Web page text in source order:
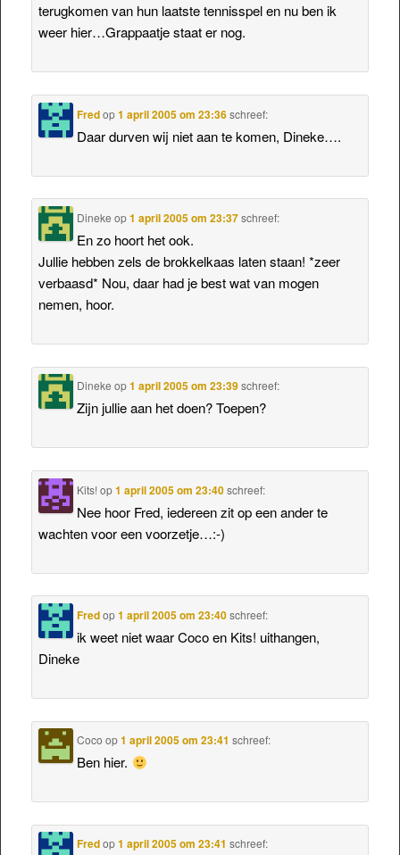
terugkomen van hun laatste tennisspel en nu ben ik
weer hier…Grappaatje staat er nog.
Fredop1 april 2005 om 23:36 schreef:
Daar durven wij niet aan te komen, Dineke….
Dineke op1 april 2005 om 23:37 schreef:
En zo hoort het ook.
Jullie hebben zels de brokkelkaas laten staan! *zeer
verbaasd* Nou, daar had je best wat van mogen
nemen, hoor.
Dineke op1 april 2005 om 23:39 schreef:
Zijn jullie aan het doen? Toepen?
Kits! op1 april 2005 om 23:40 schreef:
Nee hoor Fred, iedereen zit op een ander te
wachten voor een voorzetje…:-)
Fredop1 april 2005 om 23:40 schreef:
ik weet niet waar Coco en Kits! uithangen,
Dineke
Coco op1 april 2005 om 23:41 schreef:
Ben hier.
Fredop1 april 2005 om 23:41 schreef: